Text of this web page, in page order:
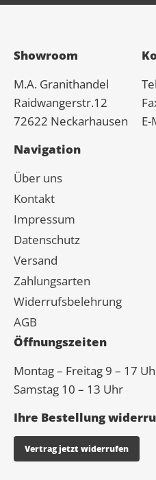
Showroom
M.A. Granithandel
Raidwangerstr.12
72622 Neckarhausen
E-
Navigation
Über uns
Kontakt
Impressum
Datenschutz
Versand
Zahlungsarten
Widerrufsbelehrung
AGB
Öffnungszeiten
Montag – Freitag 9 – 17
Samstag 10 – 13 Uhr
Ihre Bestellung
Vertrag jetzt widerrufen